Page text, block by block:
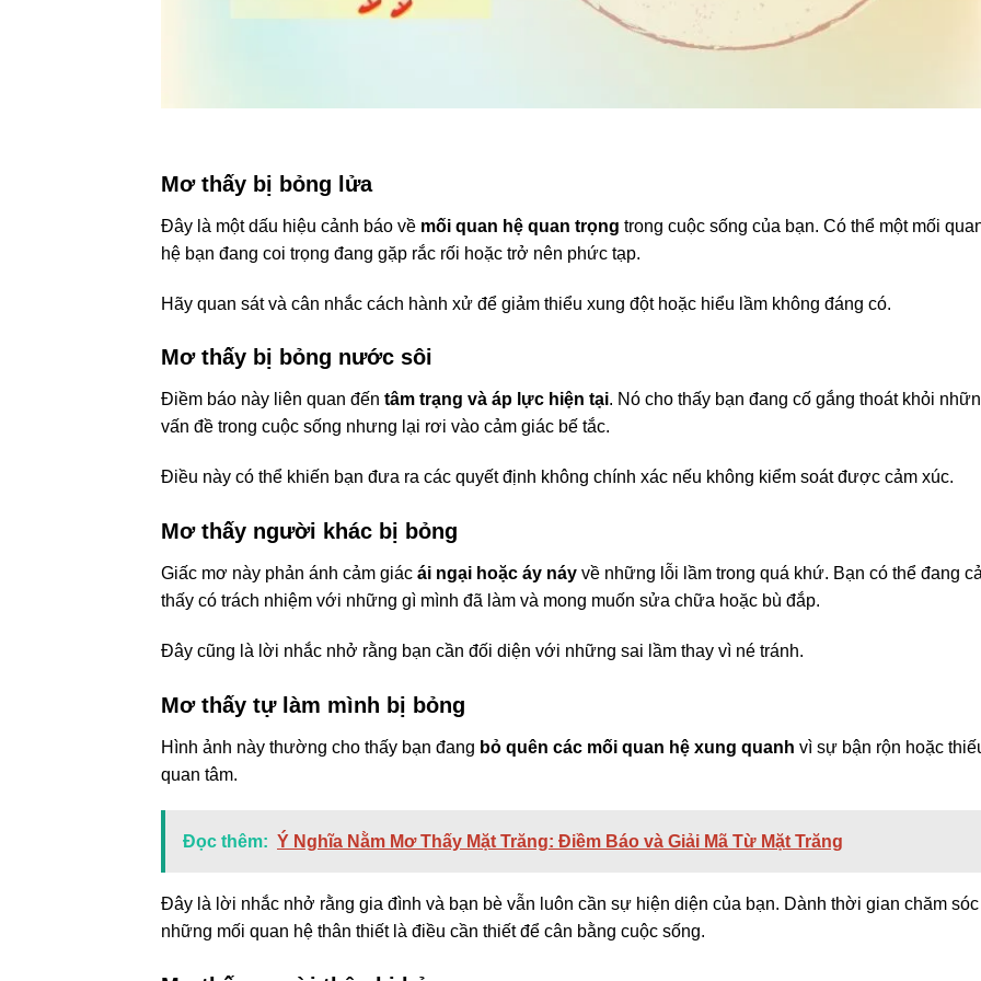
Mơ thấy bị bỏng lửa
Đây là một dấu hiệu cảnh báo về mối quan hệ quan trọng trong cuộc sống của bạn. Có thể một mối
hệ bạn đang coi trọng đang gặp rắc rối hoặc trở nên phức tạp.
Hãy quan sát và cân nhắc cách hành xử để giảm thiểu xung đột hoặc hiểu lầm không đáng có.
Mơ thấy bị bỏng nước sôi
Điềm báo này liên quan đến tâm trạng và áp lực hiện tại. Nó cho thấy bạn đang cố gắng thoát khỏi
vấn đề trong cuộc sống nhưng lại rơi vào cảm giác bế tắc.
Điều này có thể khiến bạn đưa ra các quyết định không chính xác nếu không kiểm soát được cảm xúc.
Mơ thấy người khác bị bỏng
Giấc mơ này phản ánh cảm giác ái ngại hoặc áy náy về những lỗi lầm trong quá khứ. Bạn có thể đang
thấy có trách nhiệm với những gì mình đã làm và mong muốn sửa chữa hoặc bù đắp.
Đây cũng là lời nhắc nhở rằng bạn cần đối diện với những sai lầm thay vì né tránh.
Mơ thấy tự làm mình bị bỏng
Hình ảnh này thường cho thấy bạn đang bỏ quên các mối quan hệ xung quanh vì sự bận rộn hoặc
quan tâm.
Đọc thêm: Ý Nghĩa Nằm Mơ Thấy Mặt Trăng: Điềm Báo và Giải Mã Từ Mặt Trăng
Đây là lời nhắc nhở rằng gia đình và bạn bè vẫn luôn cần sự hiện diện của bạn. Dành thời gian chăm sóc
những mối quan hệ thân thiết là điều cần thiết để cân bằng cuộc sống.